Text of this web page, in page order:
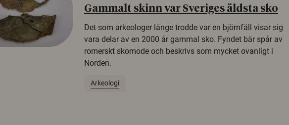
Gammalt skinn var Sveriges äldsta sko
Det som arkeologer länge trodde var en björnfäll visar sig
vara delar av en 2000 år gammal sko. Fyndet bär spår av
romerskt skomode och beskrivs som mycket ovanligt i
Norden.
Arkeologi